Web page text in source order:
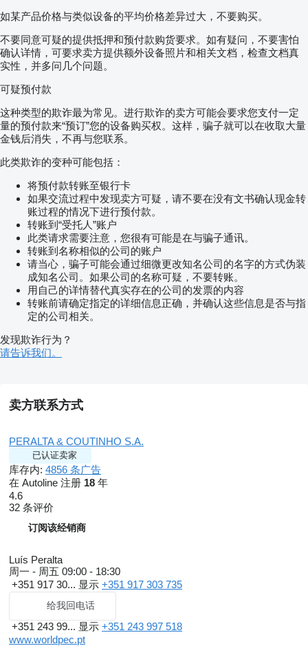
如某产品价格与类似设备的平均价格差异过大，不要购买。
不要同意可疑的提供抵押和预付款购货要求。如有疑问，不要害怕
确认详情，可要求卖方提供额外设备照片和相关文档，检查文档真
实性，并多问几个问题。
可疑预付款
这种类型的欺诈最为常见。进行欺诈的卖方可能会要求您支付一定
量的预付款来“预订”您的设备购买权。这样，骗子就可以在收取大量
金钱后消失，不再与您联系。
此类欺诈的变种可能包括：
将预付款转账至银行卡
如果交流过程中发现卖方可疑，请不要在没有文书确认现金转
账过程的情况下进行预付款。
转账到“受托人”账户
此类请求需要注意，您很有可能是在与骗子通讯。
转账到名称相似的公司的账户
请当心，骗子可能会通过细微更改知名公司的名字的方式伪装
成知名公司。如果公司的名称可疑，不要转账。
用自己的详情替代真实存在的公司的发票的内容
转账前请确定指定的详细信息正确，并确认这些信息是否与指
定的公司相关。
发现欺诈行为？
请告诉我们。
卖方联系方式
PERALTA & COUTINHO S.A.
已认证卖家
库存内: 4856 条广告
在 Autoline 注册 18 年
4.6
32 条评价
订阅该经销商
Luís Peralta
周一 - 周五 09:00 - 18:30
+351 917 30... 显示 +351 917 303 735
给我回电话
+351 243 99... 显示 +351 243 997 518
www.worldpec.pt